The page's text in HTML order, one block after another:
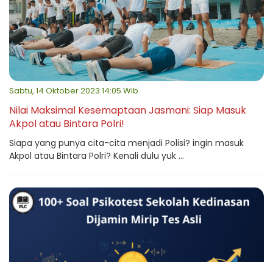
Sabtu, 14 Oktober 2023 14:05 Wib
Nilai Maksimal Kesemaptaan Jasmani: Siap Masuk
Akpol atau Bintara Polri!
Siapa yang punya cita-cita menjadi Polisi? ingin masuk
Akpol atau Bintara Polri? Kenali dulu yuk ...